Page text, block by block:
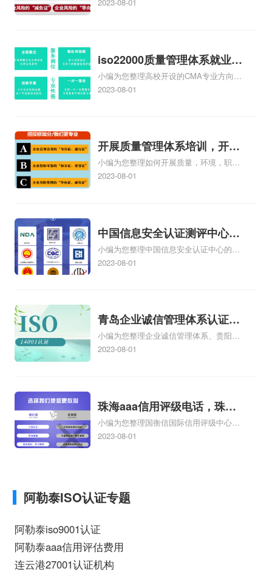
费
认证收费标准是什么相关iso体系认证知
识，详情可查看下方正文！
iso22000质量管理体系就业方
向，质量管理与认证就业方向
小编为您整理高校开设的CMA专业方向未
来就业前景及就业方向如何、cma就业方
知识，详情可查看下方正文！
2023-08-01
开展质量管理体系培训，开展
质量管理体系五大过程培训
小编为您整理如何开展质量，环境，职业
健康安全管理体系培训、营销部如何开展
作.ppt相关iso体系认证知识，详情可查看
下方正文！
2023-08-01
中国信息安全认证测评中心，
信息安全测评认证中心
小编为您整理中国信息安全认证中心的机
构简介、戴尔有没有国家信息安全测评信
全认证中心颁发的信息安全服务资质认证
如何办理、第三方安全测评cma测评机构
为什么这么贵相关iso体系认证知识，详情
可查看下方正文！
2023-08-01
青岛企业诚信管理体系认证，
青岛诚信企业证书
小编为您整理企业诚信管理体系、贵阳企
业诚信管理体系认证怎么样、企业诚信管
情可查看下方正文！
2023-08-01
珠海aaa信用评级电话，珠海
aaa信用评级
小编为您整理国衡信国际信用评级中心
AAA信用评级是什么，AAA信用评级专业
证知识，详情可查看下方正文！
2023-08-01
阿勒泰ISO认证专题
阿勒泰iso9001认证
阿勒泰aaa信用评估费用
连云港27001认证机构